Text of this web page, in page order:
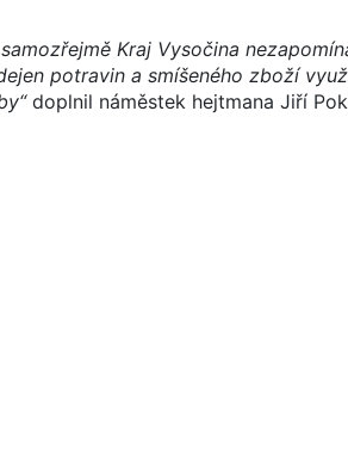
Kraj Vysočina
potravin a smíšeného zboží
doplnil náměstek hejtmana Jiří